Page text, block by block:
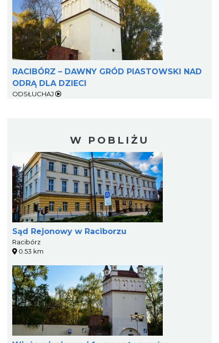
RACIBÓRZ – DAWNY GRÓD PIASTOWSKI NAD
ODRĄ DLA DZIECI
ODSŁUCHAJ
W POBLIŻU
Sąd Rejonowy w Raciborzu
Racibórz
0.53 km